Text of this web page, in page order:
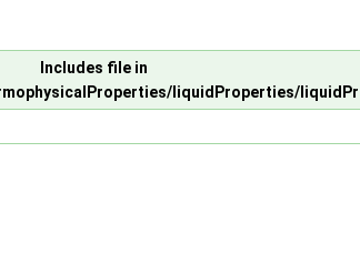
Includes file in
liquidProperties/